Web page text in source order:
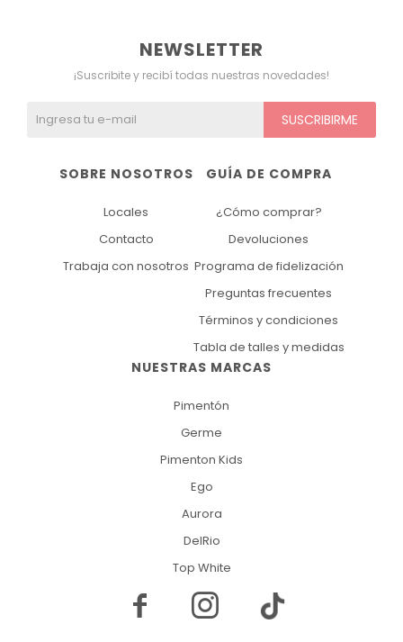
NUESTRAS MARCAS
Pimentón
Germe
Pimenton Kids
Ego
Aurora
DelRio
Top White
GUÍA DE COMPRA
¿Cómo comprar?
Devoluciones
Programa de fidelización
Preguntas frecuentes
Términos y condiciones
Tabla de talles y medidas
SOBRE NOSOTROS
Locales
Contacto
Trabaja con nosotros
NEWSLETTER
¡Suscribite y recibí todas nuestras novedades!
SUSCRIBIRME
 